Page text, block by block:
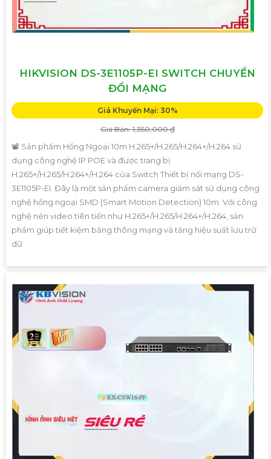
HIKVISION DS-3E1105P-EI SWITCH CHUYỂN
ĐỔI MẠNG
Giá Khuyến Mại: 30%
Giá Bán: 1,350,000 ₫
📽 Sản phẩm Hồng Ngoại 10m H.265+/H.265/H.264+/H.264 sử
dụng công nghệ IP POE và được trang bị
H.265+/H.265/H.264+/H.264 của Switch Thiết bị nối mạng DS-
3E1105P-EI. Đây là một sản phẩm camera giám sát sử dụng công
nghệ hồng ngoại SMD (Smart Motion Detection) 10m. Với công
nghệ nén video tiên tiến như H.265+/H.265/H.264+/H.264, sản
phẩm giúp tiết kiệm băng thông mạng và tăng hiệu suất lưu trữ
dữ